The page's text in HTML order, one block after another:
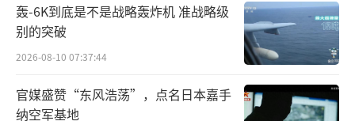
轰-6K到底是不是战略轰炸机 准战略级
别的突破
2026-08-10 07:37:44
官媒盛赞“东风浩荡”，点名日本嘉手
纳空军基地